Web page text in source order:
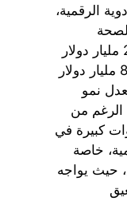
الرقمية،
الرقمية العالمي من أكثر من 211 مليار دولار
في عام 2022 إلى حوالي 809.2 مليار دولار
معدل نمو
على الرغم من
كبيرة في
خاصة
حيث يواجه